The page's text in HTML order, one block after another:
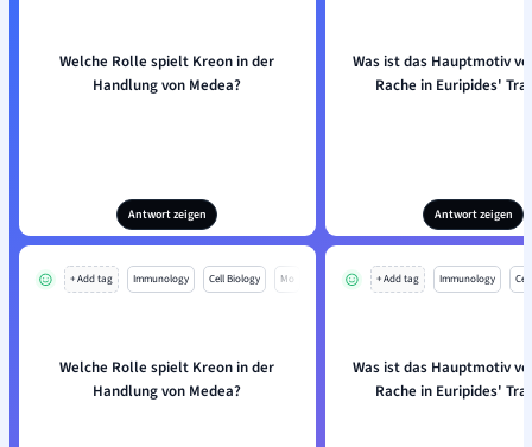
Welche Rolle spielt Kreon in der
Handlung von Medea?
Antwort zeigen
Was ist das Hauptmotiv
Rache in Euripides'
Antwort zeigen
+ Add tag Immunology Cell Biology Mo
Welche Rolle spielt Kreon in der
Handlung von Medea?
+ Add tag Immunology
Was ist das Hauptmotiv
Rache in Euripides'